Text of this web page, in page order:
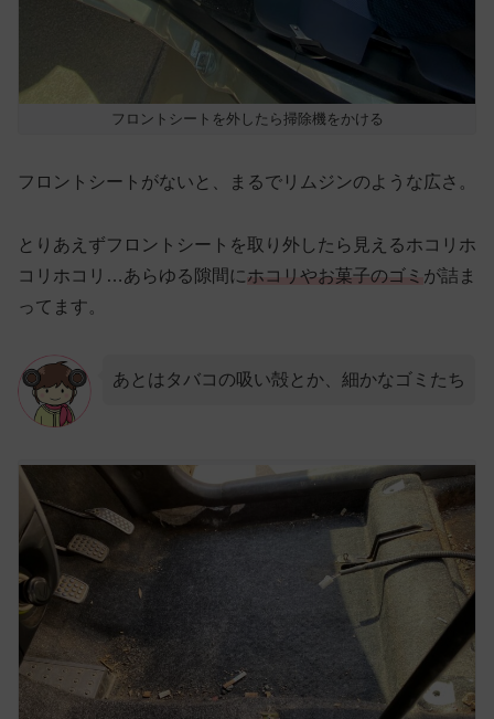
フロントシートを外したら掃除機をかける
フロントシートがないと、まるでリムジンのような広さ。
とりあえずフロントシートを取り外したら見えるホコリホ
コリホコリ…あらゆる隙間にホコリやお菓子のゴミ が詰ま
ってます。
あとはタバコの吸い殻とか、細かなゴミたち